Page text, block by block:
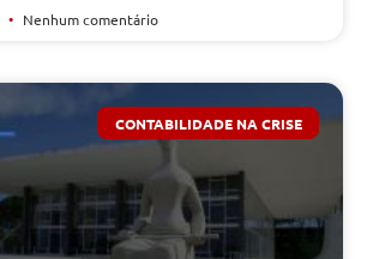
Nenhum comentário
CONTABILIDADE NA CRISE